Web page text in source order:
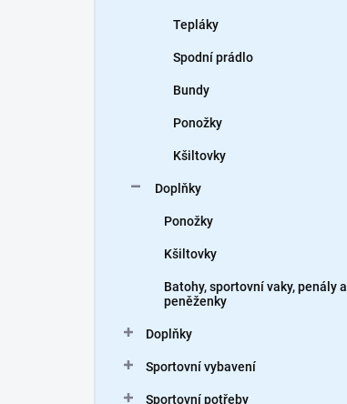
Tepláky
Spodní prádlo
Bundy
Ponožky
Kšiltovky
Doplňky
Ponožky
Kšiltovky
Batohy, sportovní vaky, penály a
peněženky
Doplňky
Sportovní vybavení
Sportovní potřeby